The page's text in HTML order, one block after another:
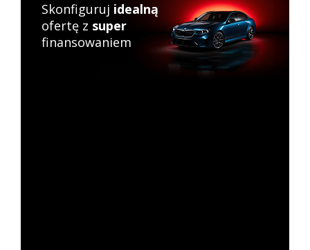
Skonfiguruj idealną
ofertę z super
finansowaniem